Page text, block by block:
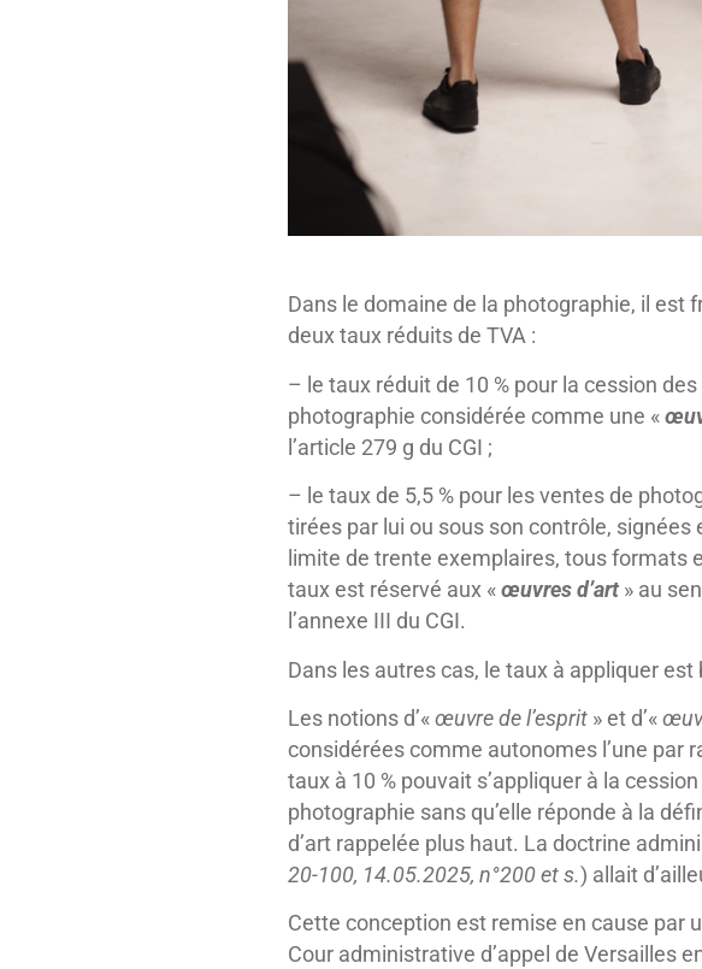
Dans le domaine de la photographie, il est
deux taux réduits de TVA :
– le taux réduit de 10 % pour la cession
photographie considérée comme une «
l’article 279 g du CGI ;
– le taux de 5,5 % pour les ventes de
tirées par lui ou sous son contrôle, signées
limite de trente exemplaires, tous formats
taux est réservé aux «œuvres d’art » au
l’annexe III du CGI.
Dans les autres cas, le taux à appliquer est
Les notions d’«œuvre de l’esprit » et d’«
considérées comme autonomes l’une par
taux à 10 % pouvait s’appliquer à la
photographie sans qu’elle réponde à la
d’art rappelée plus haut. La doctrine
20-100, 14.05.2025, n°200 et s.) allait
Cette conception est remise en cause par
Cour administrative d’appel de Versailles